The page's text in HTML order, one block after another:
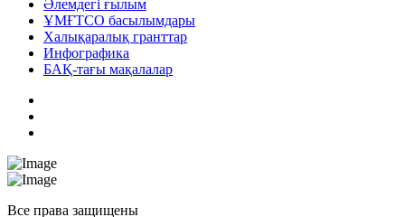
Әлемдегі ғылым
ҰМҒТСО басылымдары
Халықаралық гранттар
Инфографика
БАҚ-тағы мақалалар
Все права защищены